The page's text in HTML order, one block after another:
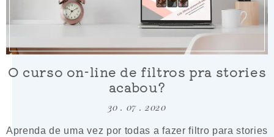
O curso on-line de filtros pra stories
acabou?
30 . 07 . 2020
Aprenda de uma vez por todas a fazer filtro para stories